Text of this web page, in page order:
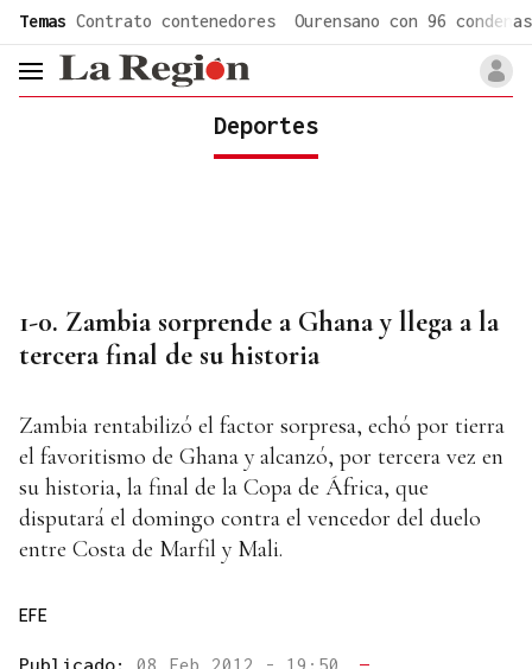
Temas Contrato contenedores Ourensano con 96 condenas
header.menu.open
Deportes
1-0. Zambia sorprende a Ghana y llega a la
tercera final de su historia
Zambia rentabilizó el factor sorpresa, echó por tierra
el favoritismo de Ghana y alcanzó, por tercera vez en
su historia, la final de la Copa de África, que
disputará el domingo contra el vencedor del duelo
entre Costa de Marfil y Mali.
EFE
Publicado: 08 Feb 2012 - 19:50
—